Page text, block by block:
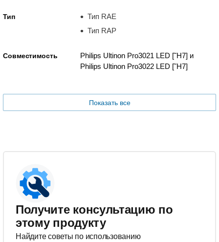
Тип
Тип RAE
Тип RAP
Совместимость
Philips Ultinon Pro3021 LED [˜H7] и
Philips Ultinon Pro3022 LED [˜H7]
Показать все
Получите консультацию по
этому продукту
Найдите советы по использованию